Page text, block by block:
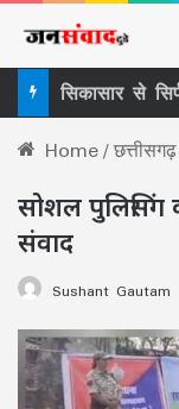
Home/
सोशल पुलिसिंग
संवाद
Sushant Gautam